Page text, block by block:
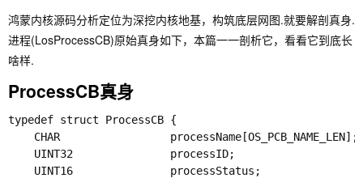
鸿蒙内核源码分析定位为深挖内核地基，构筑底层网图.就要解剖真身.
进程(LosProcessCB)原始真身如下，本篇一一剖析它，看看它到底长
啥样.
ProcessCB真身
typedef struct ProcessCB {
CHAR                 processName[OS_PCB_NAME_LEN];
UINT32               processID;
UINT16               processStatus;